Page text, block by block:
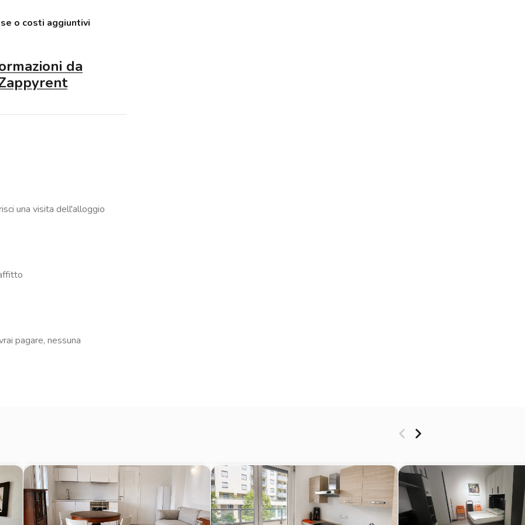
comodità quotidiana ai
scrivania, TV,
abitativa subito pronta e ben
gas, spazzatura,
68, 74, 90, 91 (fermate tra i
e suburbana) a circa
65) e Al Pont De Ferr (Ripa
le Vigne sempre in zona
(idealmente Alzaia
la zona è ricca di gallerie d’arte
Vintage
o costi aggiuntivi
da
una visita dell'alloggio
pagare, nessuna